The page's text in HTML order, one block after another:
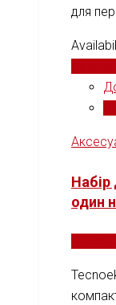
для
Набір
один